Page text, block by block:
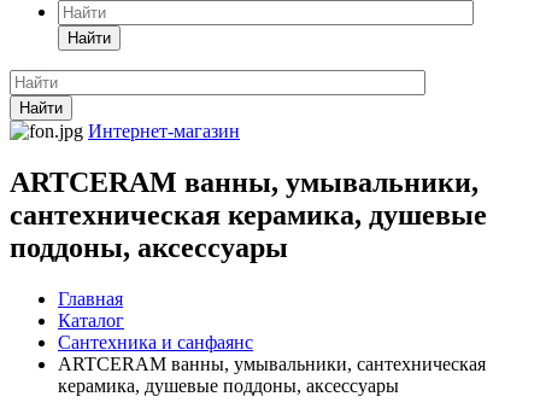
Найти
Найти
Интернет-магазин
ARTCERAM ванны, умывальники,
сантехническая керамика, душевые
поддоны, аксессуары
Главная
Каталог
Сантехника и санфаянс
ARTCERAM ванны, умывальники, сантехническая
керамика, душевые поддоны, аксессуары